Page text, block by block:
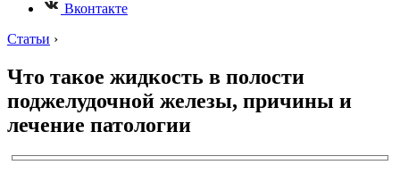
Вконтакте
Статьи ›
Что такое жидкость в полости
поджелудочной железы, причины и
лечение патологии